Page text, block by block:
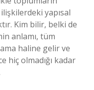
yapısal
Kim bilir, belki de
anlamı, tüm
haline gelir ve
hiç olmadığı kadar